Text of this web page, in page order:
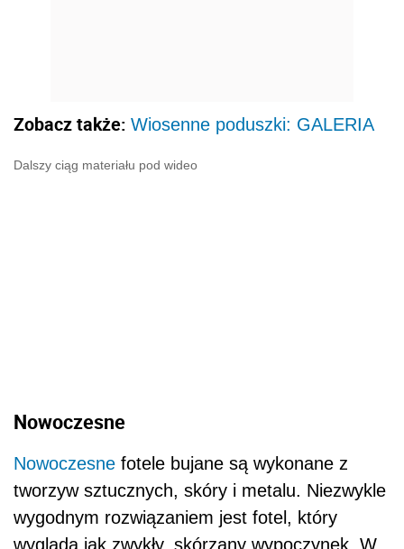
Zobacz także: Wiosenne poduszki: GALERIA
Dalszy ciąg materiału pod wideo
Nowoczesne
Nowoczesne fotele bujane są wykonane z
tworzyw sztucznych, skóry i metalu. Niezwykle
wygodnym rozwiązaniem jest fotel, który
wygląda jak zwykły, skórzany wypoczynek. W